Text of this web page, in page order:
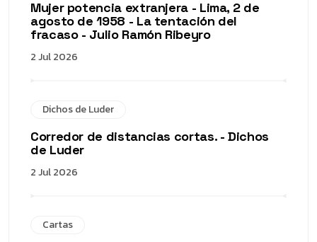
Mujer potencia extranjera - Lima, 2 de
agosto de 1958 - La tentación del
fracaso - Julio Ramón Ribeyro
2 Jul 2026
Dichos de Luder
Corredor de distancias cortas. - Dichos
de Luder
2 Jul 2026
Cartas